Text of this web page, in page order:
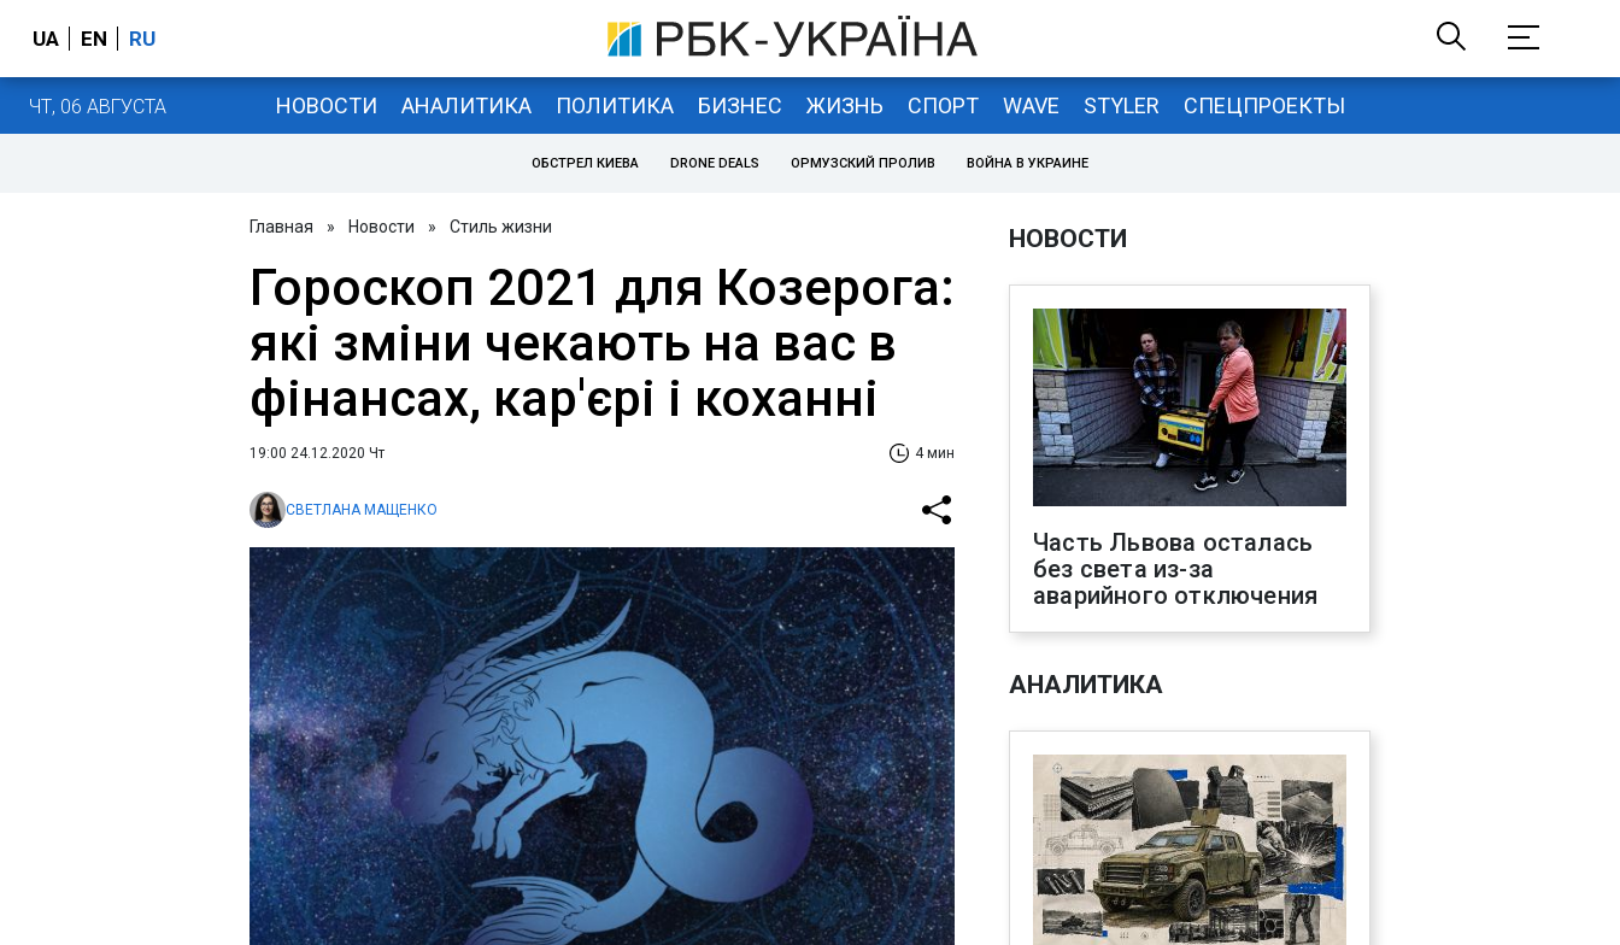
UA EN RU
ЧТ, 06 АВГУСТА НОВОСТИ АНАЛИТИКА ПОЛИТИКА БИЗНЕС ЖИЗНЬ СПОРТ WAVE STYLER СПЕЦПРОЕКТЫ
ОБСТРЕЛ КИЕВА DRONE DEALS ОРМУЗСКИЙ ПРОЛИВ ВОЙНА В УКРАИНЕ
Главная » Новости » Стиль жизни
Гороскоп 2021 для Козерога:
які зміни чекають на вас в
фінансах, кар'єрі і коханні
19:00 24.12.2020 Чт 4 мин
СВЕТЛАНА МАЩЕНКО
НОВОСТИ
Часть Львова осталась
без света из-за
аварийного отключения
АНАЛИТИКА